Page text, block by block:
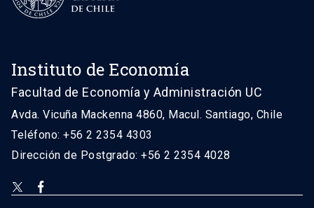
Instituto de Economía
Facultad de Economía y Administración UC
Avda. Vicuña Mackenna 4860, Macul. Santiago, Chile
Teléfono: +56 2 2354 4303
Dirección de Postgrado: +56 2 2354 4028